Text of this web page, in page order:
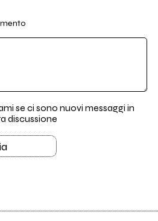
se ci sono nuovi messaggi in
discussione